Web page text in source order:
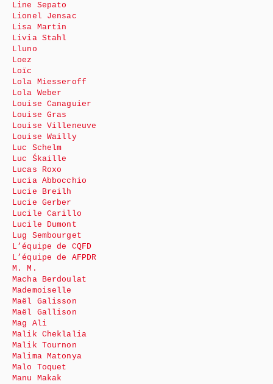
Line Sepato
Lionel Jensac
Lisa Martin
Livia Stahl
Lluno
Loez
Loïc
Lola Miesseroff
Lola Weber
Louise Canaguier
Louise Gras
Louise Villeneuve
Louise Wailly
Luc Schelm
Luc Śkaille
Lucas Roxo
Lucia Abbocchio
Lucie Breilh
Lucie Gerber
Lucile Carillo
Lucile Dumont
Lug Sembourget
L’équipe de CQFD
L’équipe de AFPDR
M. M.
Macha Berdoulat
Mademoiselle
Maël Galisson
Maël Gallison
Mag Ali
Malik Cheklalia
Malik Tournon
Malima Matonya
Malo Toquet
Manu Makak